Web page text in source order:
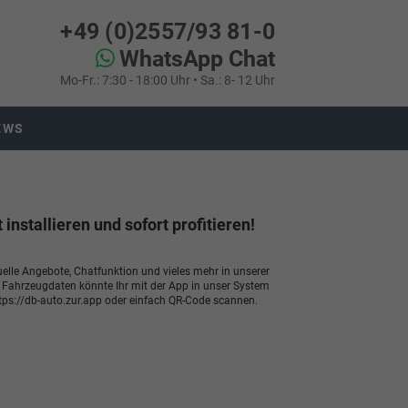
+49 (0)2557/93 81-0
WhatsApp Chat
Mo-Fr.: 7:30 - 18:00 Uhr • Sa.: 8- 12 Uhr
installieren und sofort profitieren!
Angebote, Chatfunktion und vieles mehr in unserer
Fahrzeugdaten könnte Ihr mit der App in unser System
db-auto.zur.app oder einfach QR-Code scannen.